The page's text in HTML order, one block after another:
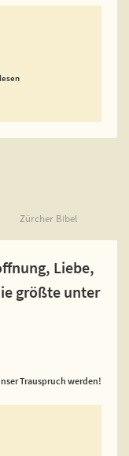
Zürcher Bibel
Liebe,
größte unter
Trauspruch werden!